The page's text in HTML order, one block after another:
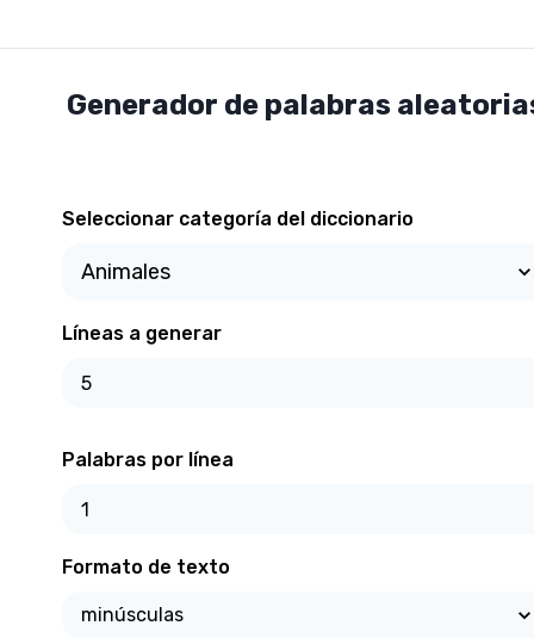
Generador de palabras
Seleccionar categoría del diccionario
Líneas a generar
Palabras por línea
Formato de texto